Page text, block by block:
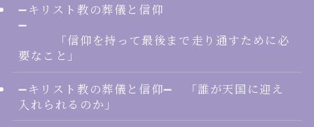
➖キリスト教の葬儀と信仰
➖
「信仰を持って最後まで走り通すために必
要なこと」
➖キリスト教の葬儀と信仰➖ 「誰が天国に迎え
入れられるのか」